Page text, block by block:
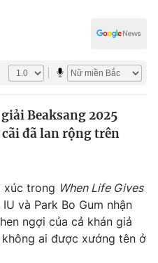
Beaksang 2025
đã lan rộng trên
xúc trong When Life Gives
và Park Bo Gum nhận
ngợi của cả khán giả
ai được xướng tên ở